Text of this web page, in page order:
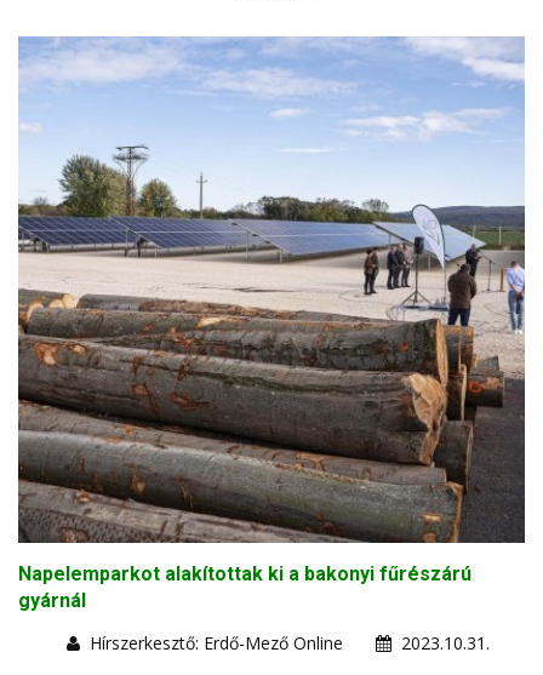
Napelemparkot alakítottak ki a bakonyi fűrészárú
gyárnál
Hírszerkesztő: Erdő-Mező Online
2023.10.31.